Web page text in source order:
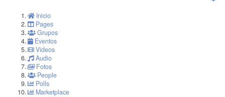
Inicio
Pages
Grupos
Eventos
Videos
Audio
Fotos
People
Polls
Marketplace